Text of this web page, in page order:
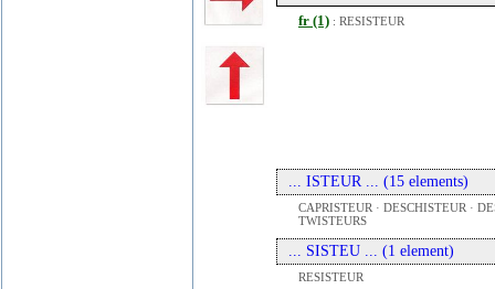
fr (1) : RESISTEUR
... ISTEUR ... (15 elements)
CAPRISTEUR · DESCHISTEUR ·
TWISTEURS
... SISTEU ... (1 element)
RESISTEUR